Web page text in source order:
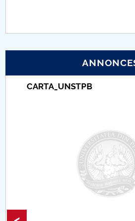
Protection des données
Comisie de etica unversitară
Accesibilitate pentru studenții cu
CARTA_UNSTPB